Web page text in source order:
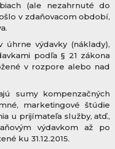
(ale nezahrnuté do
v zdaňovacom období,
úhrne výdavky (náklady),
podľa § 21 zákona
v rozpore alebo nad
sumy kompenzačných
marketingové štúdie
u prijímateľa služby, atď.,
výdavkom až po
ku 31.12.2015.